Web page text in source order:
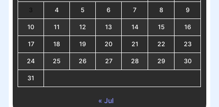
3 4 5 6 7 8 9
10 11 12 13 14 15 16
17 18 19 20 21 22 23
24 25 26 27 28 29 30
31
« Jul